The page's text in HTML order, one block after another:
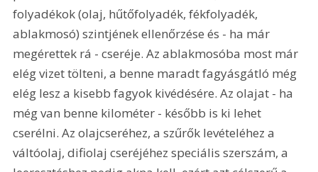
folyadékok (olaj, hűtőfolyadék, fékfolyadék,
ablakmosó) szintjének ellenőrzése és - ha már
megérettek rá - cseréje. Az ablakmosóba most már
elég vizet tölteni, a benne maradt fagyásgátló még
elég lesz a kisebb fagyok kivédésére. Az olajat - ha
még van benne kilométer - később is ki lehet
cserélni. Az olajcseréhez, a szűrők levételéhez a
váltóolaj, difiolaj cseréjéhez speciális szerszám, a